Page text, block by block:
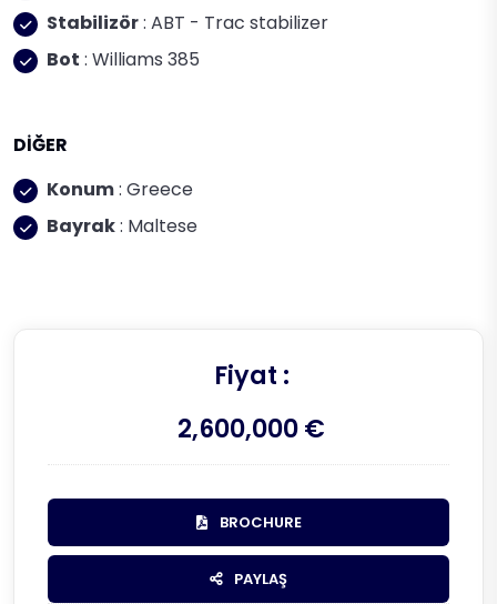
Stabilizör: ABT - Trac stabilizer
Bot : Williams 385
DİĞER
Konum: Greece
Bayrak: Maltese
Fiyat :
2,600,000 €
BROCHURE
PAYLAŞ